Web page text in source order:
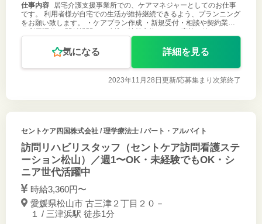
仕事内容
居宅介護支援事業所での、ケアマネジャーとしてのお仕事
です。 利用者様が自宅での生活が維持継続できるよう、プランニング
をお願い致します。 ・ケアプラン作成 ・新規受付・相談や契約業務
・利用調整 ・関係機関との連携・情報交換 など ご応募お待ちしてお
ります！
気になる 詳細を見る
2023年11月28日更新/応募集まり次第終了
セントケア四国株式会社/ 理学療法士 / パート・アルバイト
訪問リハビリスタッフ（セントケア訪問看護ステ
ーション松山）／週1〜OK・未経験でもOK・シ
ニア世代活躍中
時給3,360円〜
愛媛県松山市 古三津２丁目２０－
１ / 三津浜駅 徒歩1分